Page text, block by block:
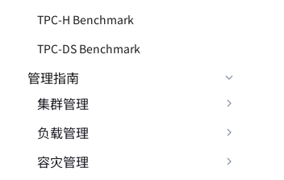
TPC-H Benchmark
TPC-DS Benchmark
管理指南
集群管理
负载管理
容灾管理